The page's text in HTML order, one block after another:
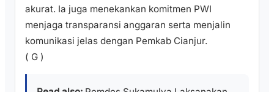
akurat. Ia juga menekankan komitmen PWI
menjaga transparansi anggaran serta menjalin
komunikasi jelas dengan Pemkab Cianjur.
( G )